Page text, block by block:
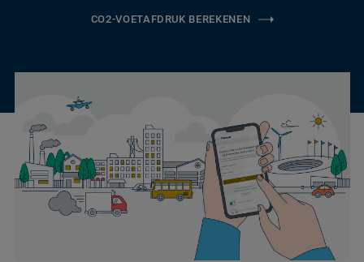
CO2-VOETAFDRUK BEREKENEN